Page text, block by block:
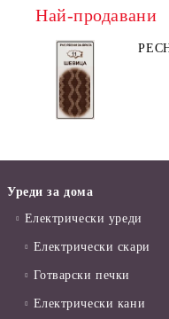
Най-продавани
Уреди за дома
Електрически уреди
Електрически скари
Готварски печки
Електрически кани